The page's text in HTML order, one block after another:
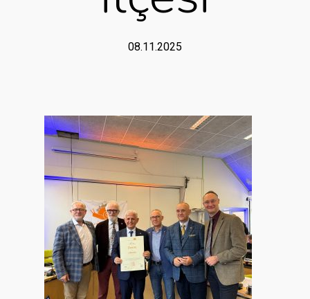
08.11.2025